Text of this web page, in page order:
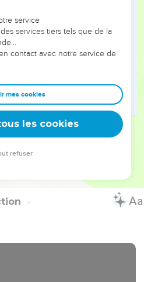
pas entre ceux qui sont bons et
ne fera pas d’échange ; si on
les deux bêtes, celle
être rachetées.
que l’Eternel a donnés à
le mont Sinaï.
1999 by Biblica, Inc.® Used by permission.
service
services tiers tels que de la
contact avec notre service de
mes cookies
les cookies
refuser